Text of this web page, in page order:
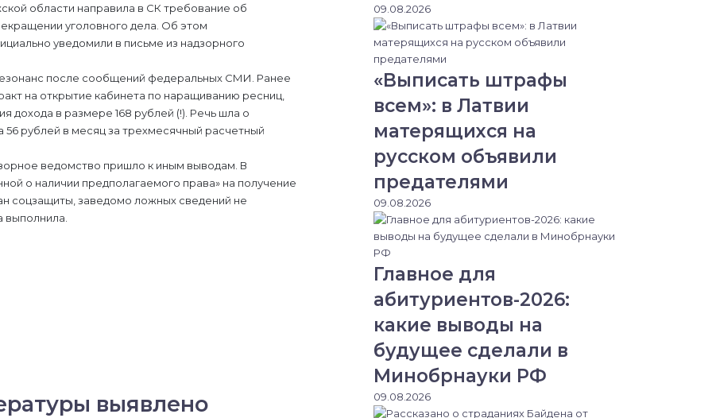
области направила в СК требование об
уголовного дела. Об этом
уведомили в письме из надзорного
после сообщений федеральных СМИ. Ранее
на открытие кабинета по наращиванию ресниц,
дохода в размере 168 рублей (!). Речь шла о
рублей в месяц за трехмесячный расчетный
ведомство пришло к иным выводам. В
о наличии предполагаемого права» на получение
соцзащиты, заведомо ложных сведений не
выполнила.
выявлено
09.08.2026
«Выписать штрафы
всем»: в Латвии
матерящихся на
русском объявили
предателями
09.08.2026
Главное для
абитуриентов-2026:
какие выводы на
будущее сделали в
Минобрнауки РФ
09.08.2026